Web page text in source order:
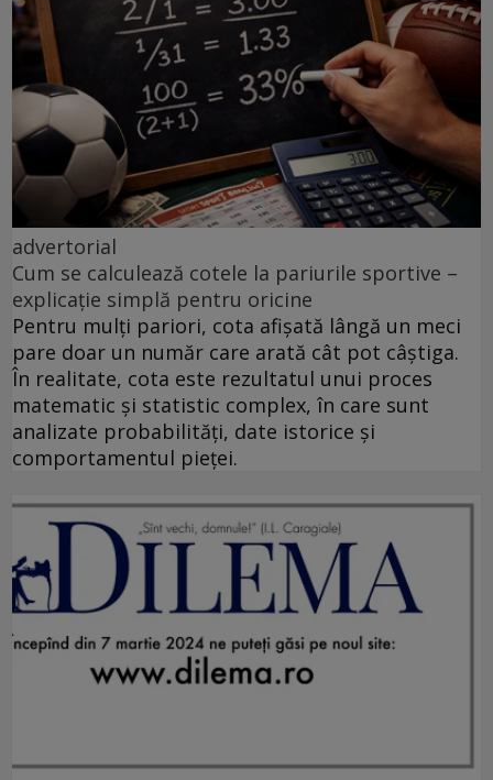
advertorial
Cum se calculează cotele la pariurile sportive –
explicație simplă pentru oricine
Pentru mulți pariori, cota afișată lângă un meci
pare doar un număr care arată cât pot câștiga.
În realitate, cota este rezultatul unui proces
matematic și statistic complex, în care sunt
analizate probabilități, date istorice și
comportamentul pieței.